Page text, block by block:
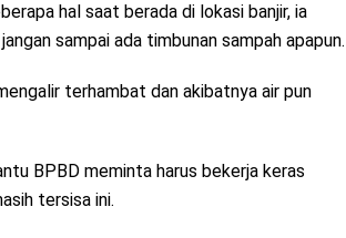
hal saat berada di lokasi banjir, ia
sampai ada timbunan sampah apapun.
terhambat dan akibatnya air pun
BPBD meminta harus bekerja keras
tersisa ini.